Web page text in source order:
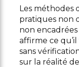
Les méthodes
pratiques non
non encadrées
affirme ce
sans
sur la réalité